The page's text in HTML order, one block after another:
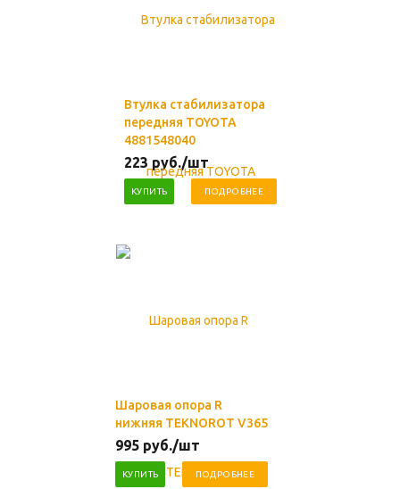
Втулка стабилизатора
передняя TOYOTA
4881548040
223 руб./шт
КУПИТЬ ПОДРОБНЕЕ
Шаровая опора R
нижняя TEKNOROT V365
995 руб./шт
КУПИТЬ ПОДРОБНЕЕ